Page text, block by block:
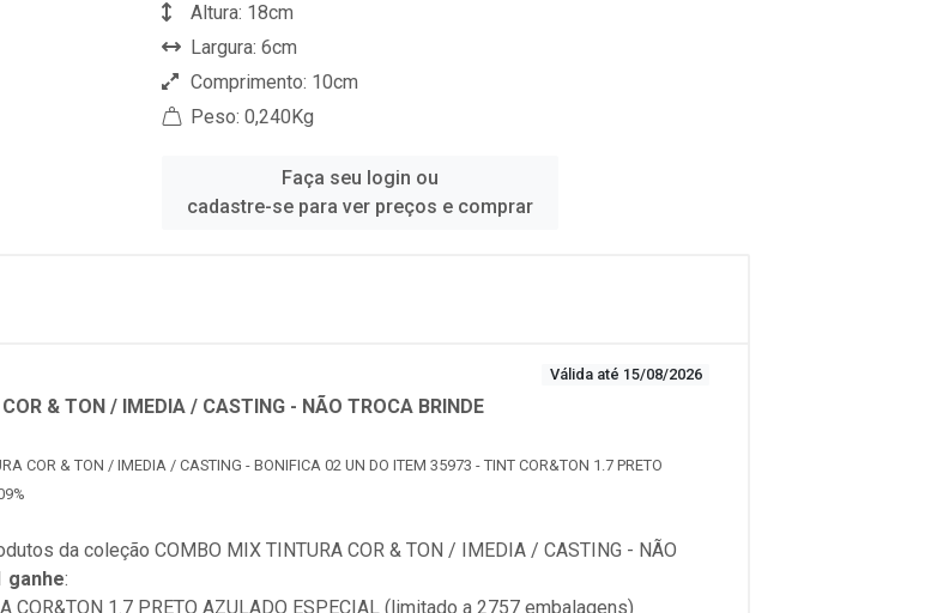
Altura: 18cm
Largura: 6cm
Comprimento: 10cm
Peso: 0,240Kg
Faça seu login ou
cadastre-se para ver preços e comprar
Válida até 15/08/2026
& TON / IMEDIA / CASTING - NÃO TROCA BRINDE
COR & TON / IMEDIA / CASTING - BONIFICA 02 UN DO ITEM 35973 - TINT COR&TON 1.7 PRETO
da coleçãoCOMBO MIX TINTURA COR & TON / IMEDIA / CASTING - NÃO
ganhe:
COR&TON 1.7 PRETO AZULADO ESPECIAL (limitado a 2757 embalagens)